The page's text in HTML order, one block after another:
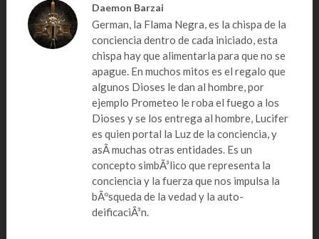
Daemon Barzai
German, la Flama Negra, es la chispa de la
conciencia dentro de cada iniciado, esta
chispa hay que alimentarla para que no se
apague. En muchos mitos es el regalo que
algunos Dioses le dan al hombre, por
ejemplo Prometeo le roba el fuego a los
Dioses y se los entrega al hombre, Lucifer
es quien portal la Luz de la conciencia, y
asÃ­ muchas otras entidades. Es un
concepto simbÃ³lico que representa la
conciencia y la fuerza que nos impulsa la
bÃºsqueda de la vedad y la auto-
deificaciÃ³n.